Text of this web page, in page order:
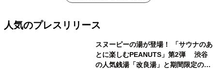
人気のプレスリリース
スヌーピーの湯が登場！ 「サウナのあ
とに楽しむPEANUTS」第2弾 渋谷
の人気銭湯「改良湯」と期間限定のコ